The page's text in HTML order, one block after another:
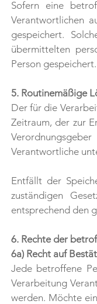
Sofern eine
Verantwortlichen
gespeichert.
übermittelten
Person
5. Routinemäßige
Der für die
Zeitraum, der zur
Verantwortliche
Entfällt der
zuständigen
entsprechend den
6. Rechte der
6a) Recht auf
Jede betroffene
Verarbeitung
werden. Möchte